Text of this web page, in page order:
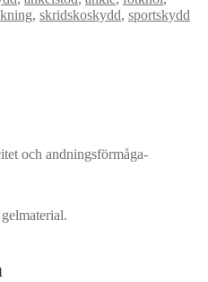
, skridskoskydd, sportskydd
och andningsförmåga-